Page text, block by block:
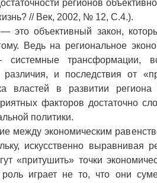
регионов
// Век, 2002, № 12, С.4.).
это объективный закон,
Ведь на региональное
трансформации,
и последствия от
властей в развитии
факторов достаточно
политики.
между экономическим
искусственно выравнивая
«притушить» точки
роль играет не то, что они